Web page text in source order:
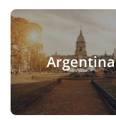
Argentina